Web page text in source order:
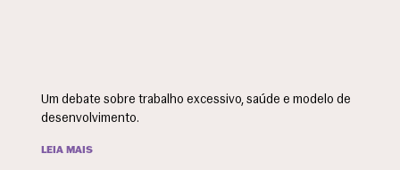
Um debate sobre trabalho excessivo, saúde e modelo de
desenvolvimento.
LEIA MAIS